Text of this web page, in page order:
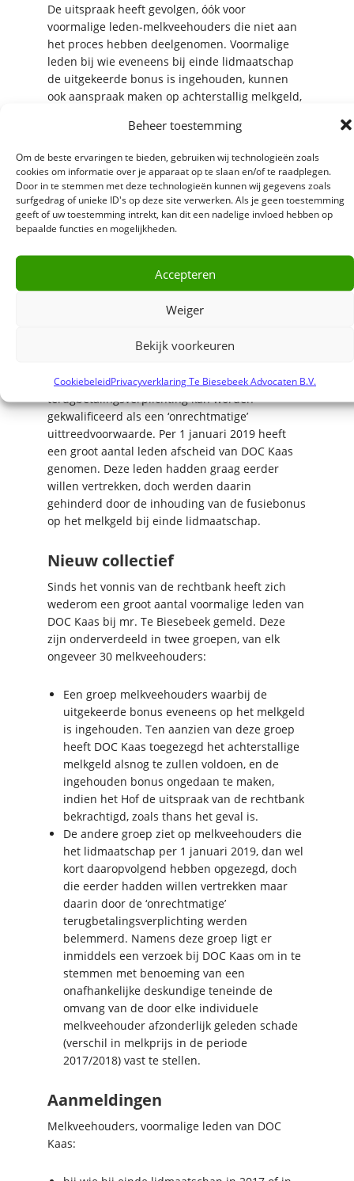
Beheer toestemming
Om de beste ervaringen te bieden, gebruiken wij technologieën zoals
cookies om informatie over je apparaat op te slaan en/of te raadplegen.
Door in te stemmen met deze technologieën kunnen wij gegevens zoals
surfgedrag of unieke ID's op deze site verwerken. Als je geen toestemming
geeft of uw toestemming intrekt, kan dit een nadelige invloed hebben op
bepaalde functies en mogelijkheden.
Accepteren
Weiger
Bekijk voorkeuren
CookiebeleidPrivacyverklaring Te Biesebeek Advocaten B.V.
De uitspraak heeft gevolgen, óók voor
voormalige leden-melkveehouders die niet aan
het proces hebben deelgenomen. Voormalige
leden bij wie eveneens bij einde lidmaatschap
de uitgekeerde bonus is ingehouden, kunnen
ook aanspraak maken op achterstallig melkgeld,
Daarnaast kunnen voormalige leden, die
destijds graag het lidmaatschap wensten te
beëindigen en naar een andere verwerker
wilden doch daarin werden belemmerd door de
toen door DOC Kaas uitgedragen en eenzijdig
door haar toegepaste
terugbetalingsverplichting, aanspraak maken op
schadevergoeding. De schade bestaat uit
gemiste inkomsten: het verschil in melkprijs van
verwerker van voorkeur.
Uit de uitspraak van het Hof volgt dat de
terugbetalingsverplichting kan worden
gekwalificeerd als een ‘onrechtmatige’
uittreedvoorwaarde. Per 1 januari 2019 heeft
een groot aantal leden afscheid van DOC Kaas
genomen. Deze leden hadden graag eerder
willen vertrekken, doch werden daarin
gehinderd door de inhouding van de fusiebonus
op het melkgeld bij einde lidmaatschap.
Nieuw collectief
Sinds het vonnis van de rechtbank heeft zich
wederom een groot aantal voormalige leden van
DOC Kaas bij mr. Te Biesebeek gemeld. Deze
zijn onderverdeeld in twee groepen, van elk
ongeveer 30 melkveehouders:
Een groep melkveehouders waarbij de
uitgekeerde bonus eveneens op het melkgeld
is ingehouden. Ten aanzien van deze groep
heeft DOC Kaas toegezegd het achterstallige
melkgeld alsnog te zullen voldoen, en de
ingehouden bonus ongedaan te maken,
indien het Hof de uitspraak van de rechtbank
bekrachtigd, zoals thans het geval is.
De andere groep ziet op melkveehouders die
het lidmaatschap per 1 januari 2019, dan wel
kort daaropvolgend hebben opgezegd, doch
die eerder hadden willen vertrekken maar
daarin door de ‘onrechtmatige’
terugbetalingsverplichting werden
belemmerd. Namens deze groep ligt er
inmiddels een verzoek bij DOC Kaas om in te
stemmen met benoeming van een
onafhankelijke deskundige teneinde de
omvang van de door elke individuele
melkveehouder afzonderlijk geleden schade
(verschil in melkprijs in de periode
2017/2018) vast te stellen.
Aanmeldingen
Melkveehouders, voormalige leden van DOC
Kaas: